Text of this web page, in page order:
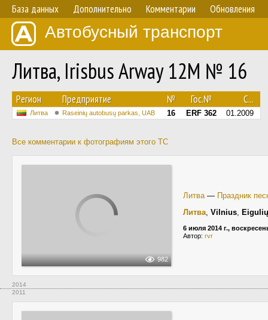
База данных Дополнительно Комментарии Обновления
Автобусный транспорт
Литва, Irisbus Arway 12M № 16
Регион Предприятие № Гос.№ С...
Литва Raseinių autobusų parkas, UAB 16 ERF 362 01.2009
Все комментарии к фотографиям этого ТС
982
Литва— Праздник
Литва, Vilnius,
6 июля 2014 г.,
Автор: rvr
2014
2011